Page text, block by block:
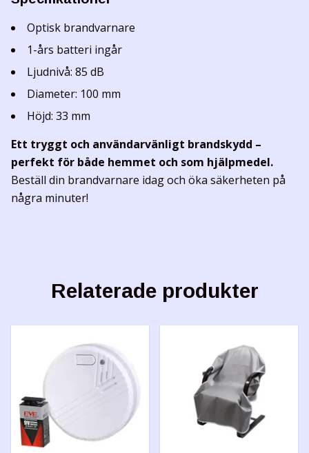
Optisk brandvarnare
1-års batteri ingår
Ljudnivå: 85 dB
Diameter: 100 mm
Höjd: 33 mm
Ett tryggt och användarvänligt brandskydd –
perfekt för både hemmet och som hjälpmedel.
Beställ din brandvarnare idag och öka säkerheten på
några minuter!
Relaterade produkter